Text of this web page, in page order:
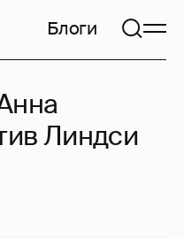
Блоги
Линдси